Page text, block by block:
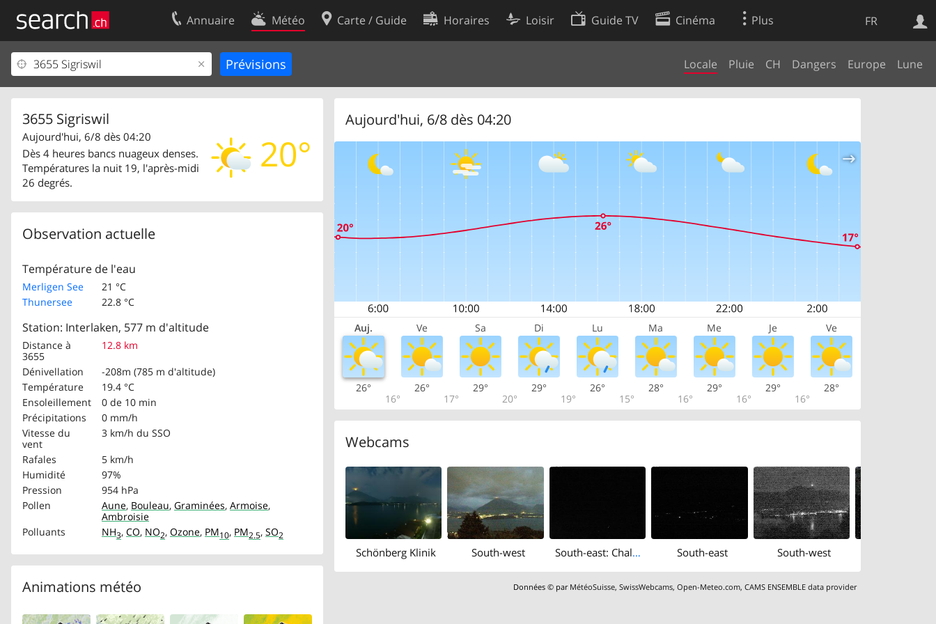
FR
Annuaire Météo Carte / Guide Horaires Loisir Guide TV Cinéma Plus
Locale Pluie CH Dangers Europe Lune
3655 Sigriswil
20°
Aujourd'hui, 6/8 dès 04:20
Dès 4 heures bancs nuageux denses.
Températures la nuit 19, l'après-midi
26 degrés.
Observation actuelle
Température de l'eau
Merligen See
21 °C
Thunersee
22.8 °C
Station: Interlaken, 577 m d'altitude
Distance à
3655
12.8 km
Dénivellation
-208m (785 m d'altitude)
Température
19.4 °C
Ensoleillement
0 de 10 min
Précipitations
0 mm/h
Vitesse du
vent
3 km/h du SSO
Rafales
5 km/h
Humidité
97%
Pression
954 hPa
Pollen
Aune, Bouleau, Graminées, Armoise,
Ambroisie
Polluants
NH3, CO, NO2, Ozone, PM10, PM2.5, SO2
Animations météo
Aujourd'hui, 6/8 dès 04:20
Auj. Ve Sa Di Lu Ma Me Je Ve
26°
16°
26°
17°
29°
20°
29°
19°
26°
15°
28°
16°
29°
16°
29°
16°
28°
Webcams
Schönberg Klinik South-west South-east: Chalet swisspanoramicview South-east South-west
Données © par MétéoSuisse,SwissWebcams,Open-Meteo.com,CAMS ENSEMBLE data provider
Web
Votre inscription
Centre clients
Contact
Conditions d’utilisation
Préférences de cookies